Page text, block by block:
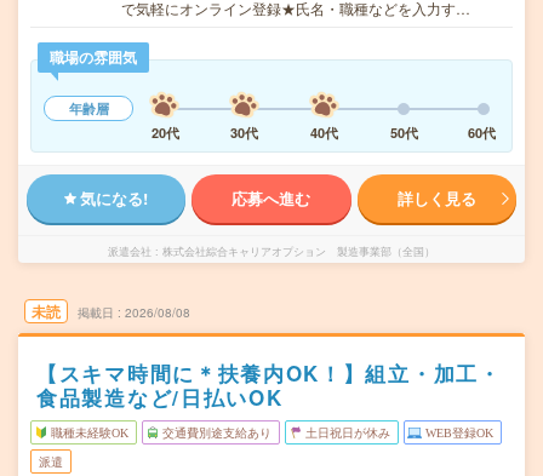
で気軽にオンライン登録★氏名・職種などを入力す…
職場の雰囲気
年齢層
20代
30代 40代 50代 60代
気になる! 応募へ進む 詳しく見る
派遣会社 株式会社綜合キャリアオプション 製造事業部（全国）
未読 掲載日 2026/08/08
【スキマ時間に＊扶養内OK！】組立・加工・
食品製造など/日払いOK
職種未経験OK 交通費別途支給あり 土日祝日が休み WEB登録OK
派遣